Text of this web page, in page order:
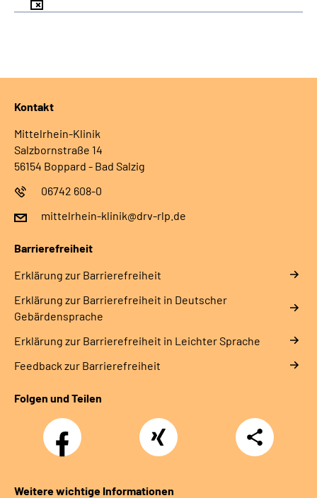
Kontakt
Mittelrhein-Klinik
Salzbornstraße 14
56154 Boppard - Bad Salzig
06742 608-0
mittelrhein-klinik@drv-rlp.de
Barrierefreiheit
Erklärung zur Barrierefreiheit
Erklärung zur Barrierefreiheit in Deutscher
Gebärdensprache
Erklärung zur Barrierefreiheit in Leichter Sprache
Feedback zur Barrierefreiheit
Folgen und Teilen
Facebook Xing
Teilen
Weitere wichtige Informationen